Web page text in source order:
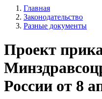
Главная
Законодательство
Разные документы
Проект
России от 8